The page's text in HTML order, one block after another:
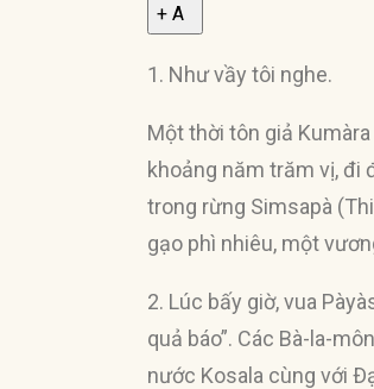
+ A
1. Như vầy tôi nghe.
Một thời tôn giả
khoảng năm trăm vị, đi
trong rừng Simsapà
gạo phì nhiêu, một
2. Lúc bấy giờ, vua
quả báo”. Các Bà-la-
nước Kosala cùng với